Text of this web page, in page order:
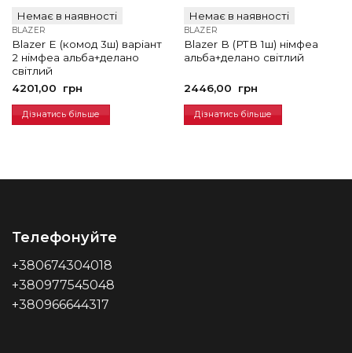
Немає в наявності
BLAZER
Blazer E (комод 3ш) варіант
2 німфеа альба+делано
світлий
4201,00
грн
Дізнатись більше
Немає в наявності
BLAZER
Blazer B (РТВ 1ш) німфеа
альба+делано світлий
2446,00 грн
Дізнатись більше
Телефонуйте
+380674304018
+380977545048
+380966644317